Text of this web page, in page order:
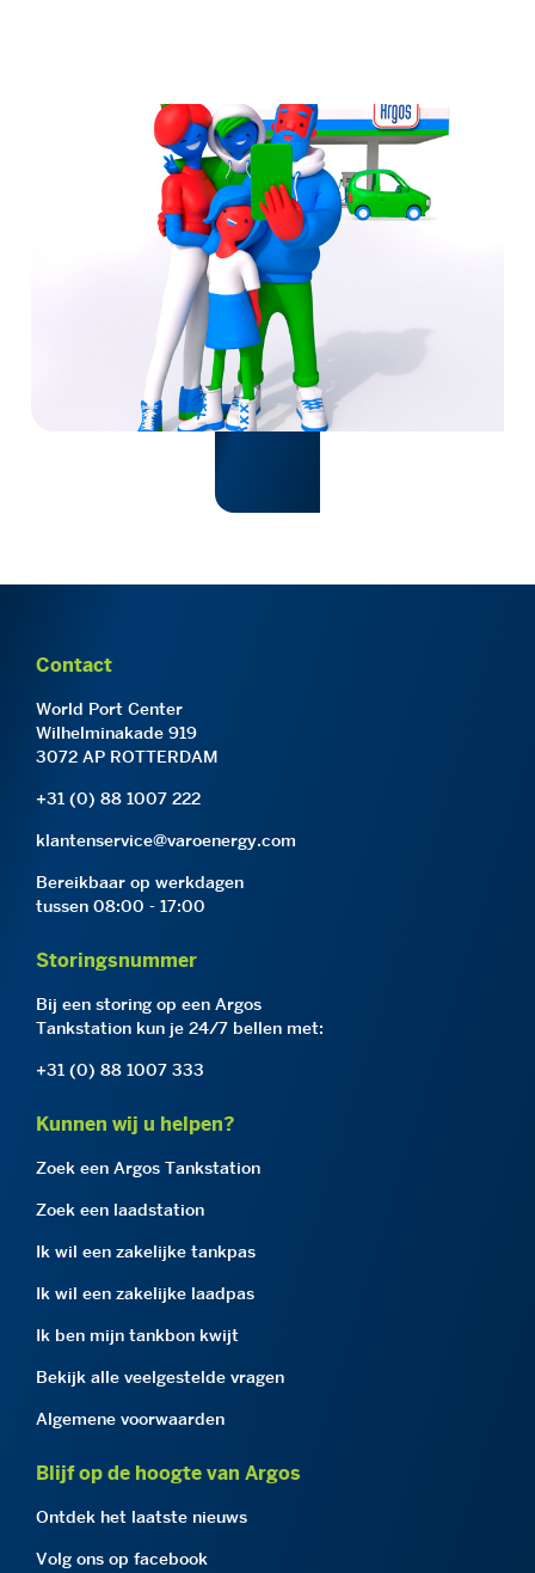
Contact
World Port Center
Wilhelminakade 919
3072 AP ROTTERDAM
+31 (0) 88 1007 222
klantenservice@varoenergy.com
Bereikbaar op werkdagen
tussen 08:00 - 17:00
Storingsnummer
Bij een storing op een Argos
Tankstation kun je 24/7 bellen met:
+31 (0) 88 1007 333
Kunnen wij u helpen?
Zoek een Argos Tankstation
Zoek een laadstation
Ik wil een zakelijke tankpas
Ik wil een zakelijke laadpas
Ik ben mijn tankbon kwijt
Bekijk alle veelgestelde vragen
Algemene voorwaarden
Blijf op de hoogte van Argos
Ontdek het laatste nieuws
Volg ons op facebook